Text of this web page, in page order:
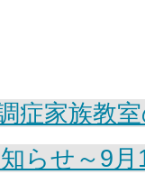
症家族教
らせ～9